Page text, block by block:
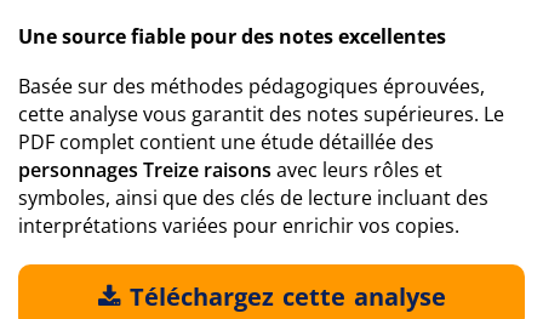
Une source fiable pour des notes excellentes
Basée sur des méthodes pédagogiques éprouvées,
cette analyse vous garantit des notes supérieures. Le
PDF complet contient une étude détaillée des
personnages Treize raisons avec leurs rôles et
symboles, ainsi que des clés de lecture incluant des
interprétations variées pour enrichir vos copies.
Téléchargez cette analyse